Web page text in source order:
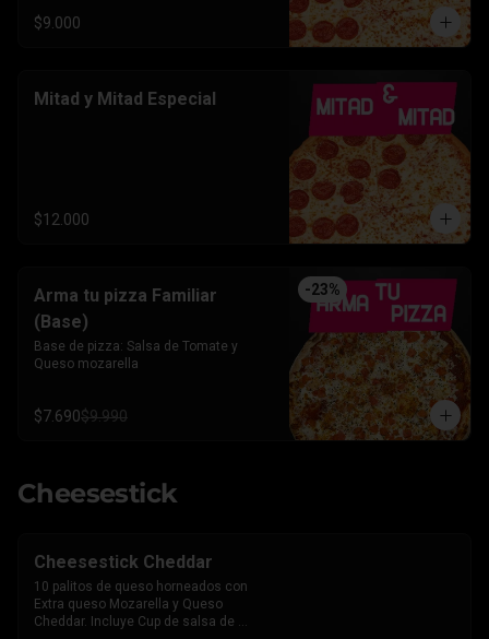
$9.000
Mitad y Mitad Especial
$12.000
-23%
Arma tu pizza Familiar
(Base)
Base de pizza: Salsa de Tomate y
Queso mozarella
$7.690$9.990
Cheesestick
Cheesestick Cheddar
10 palitos de queso horneados con
Extra queso Mozarella y Queso
Cheddar. Incluye Cup de salsa de